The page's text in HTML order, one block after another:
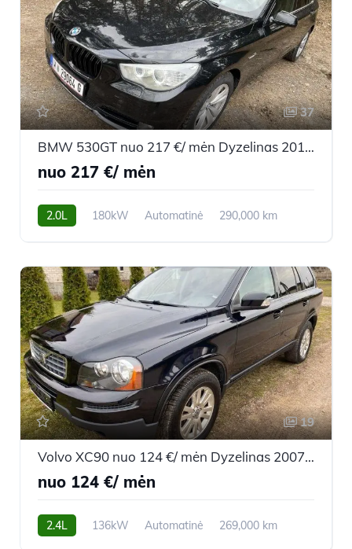
37
BMW 530GT nuo 217 €/ mėn Dyzelinas 2010m. Hečbekas Automatinė
nuo 217 €/ mėn
2.0L 180kW Automatinė
290,000 km
19
Volvo XC90 nuo 124 €/ mėn Dyzelinas 2007m. Visureigis Automatinė
nuo 124 €/ mėn
2.4L 136kW Automatinė
269,000 km